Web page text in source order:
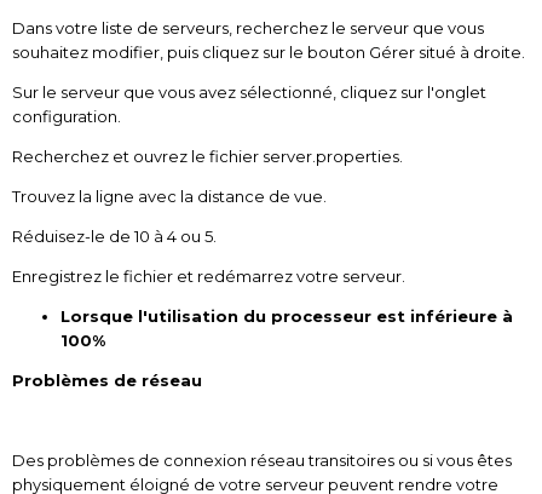
Dans votre liste de serveurs, recherchez le serveur que vous
souhaitez modifier, puis cliquez sur le bouton Gérer situé à droite.
Sur le serveur que vous avez sélectionné, cliquez sur l'onglet
configuration.
Recherchez et ouvrez le fichier server.properties.
Trouvez la ligne avec la distance de vue.
Réduisez-le de 10 à 4 ou 5.
Enregistrez le fichier et redémarrez votre serveur.
Lorsque l'utilisation du processeur est inférieure à
100%
Problèmes de réseau
Des problèmes de connexion réseau transitoires ou si vous êtes
physiquement éloigné de votre serveur peuvent rendre votre